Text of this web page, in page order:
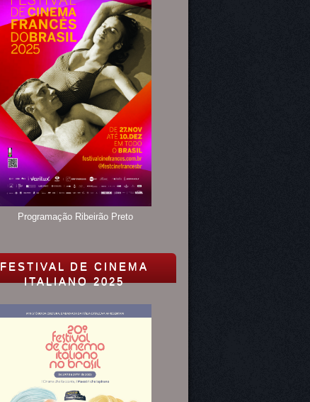
Programação Ribeirão Preto
FESTIVAL DE CINEMA
ITALIANO 2025